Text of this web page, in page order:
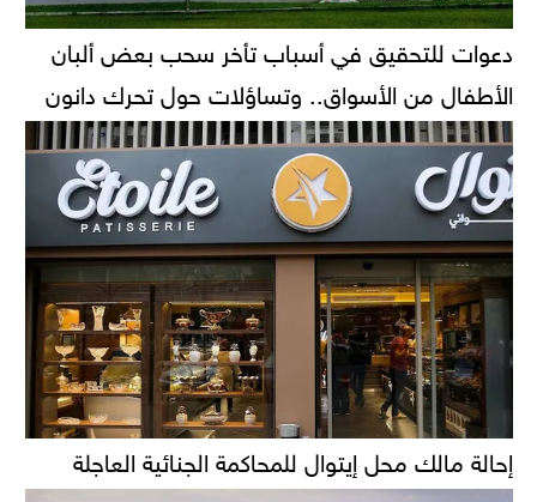
دعوات للتحقيق في أسباب تأخر سحب بعض ألبان
الأطفال من الأسواق.. وتساؤلات حول تحرك دانون
إحالة مالك محل إيتوال للمحاكمة الجنائية العاجلة